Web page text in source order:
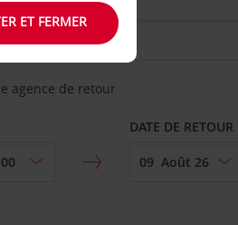
agence de retour
DATE DE RETOUR
ET FERMER